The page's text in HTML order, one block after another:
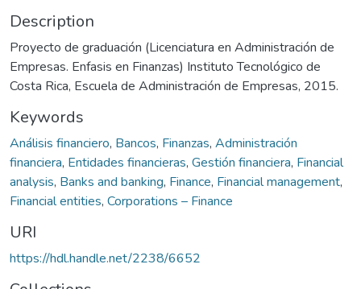
Description
Proyecto de graduación (Licenciatura en Administración de
Empresas. Enfasis en Finanzas) Instituto Tecnológico de
Costa Rica, Escuela de Administración de Empresas, 2015.
Keywords
Análisis financiero, Bancos, Finanzas, Administración
financiera, Entidades financieras, Gestión financiera, Financial
analysis, Banks and banking, Finance, Financial management,
Financial entities, Corporations – Finance
URI
https://hdl.handle.net/2238/6652